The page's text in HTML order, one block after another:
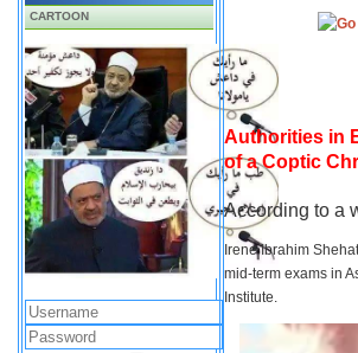
CARTOON
Authorities in
of a Coptic
According to a
Irene Ibrahim
mid-term exams in
Institute.